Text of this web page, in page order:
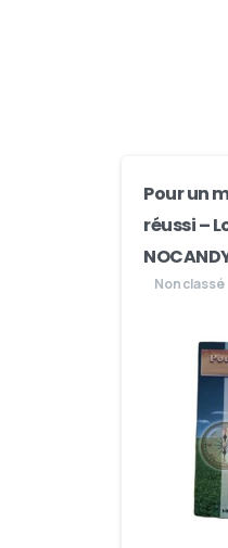
Pour un
réussi –
Non classé